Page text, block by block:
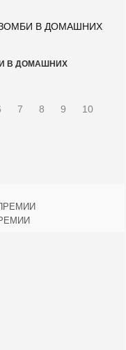
В ДОМАШНИХ
7 8 9
10